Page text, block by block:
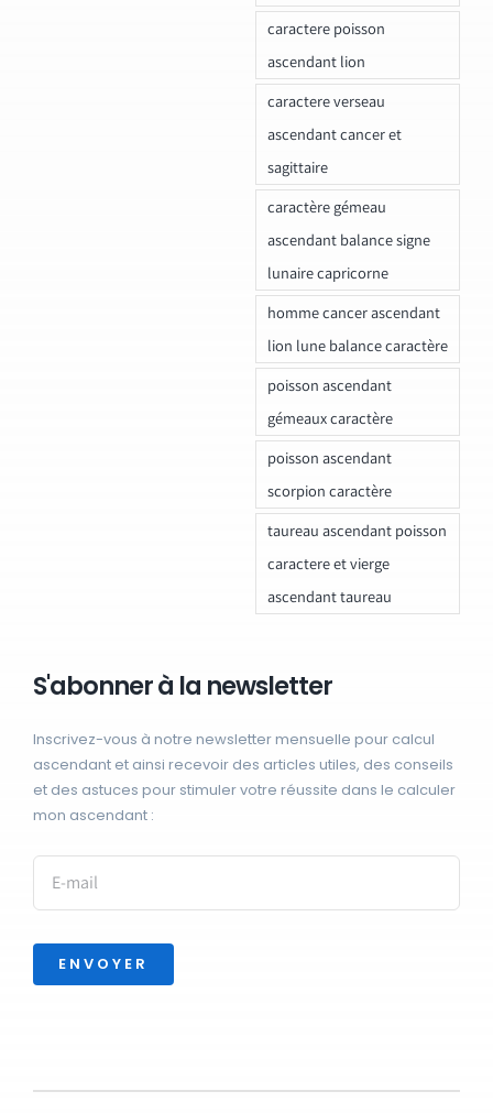
caractere poisson
ascendant lion
caractere verseau
ascendant cancer et
sagittaire
caractère gémeau
ascendant balance signe
lunaire capricorne
homme cancer ascendant
lion lune balance caractère
poisson ascendant
gémeaux caractère
poisson ascendant
scorpion caractère
taureau ascendant poisson
caractere et vierge
ascendant taureau
S'abonner à la newsletter
Inscrivez-vous à notre newsletter mensuelle pour calcul
ascendant et ainsi recevoir des articles utiles, des conseils
et des astuces pour stimuler votre réussite dans le calculer
mon ascendant :
ENVOYER